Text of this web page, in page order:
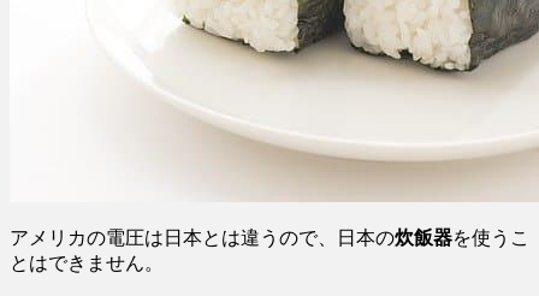
アメリカの電圧は日本とは違うので、日本の炊飯器を使うこ
とはできません。